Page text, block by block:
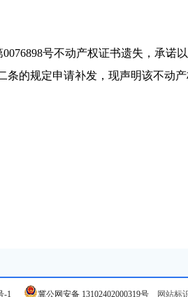
号不动产权证书遗失，承诺
的规定申请补发，现声明该不动产
-1 冀公网安备 13102402000319号 网站标